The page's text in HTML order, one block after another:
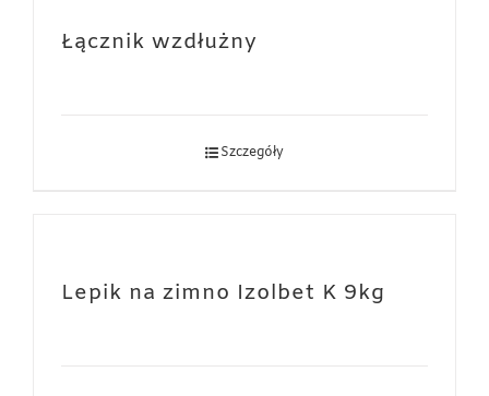
Łącznik wzdłużny
Szczegóły
Lepik na zimno Izolbet K 9kg